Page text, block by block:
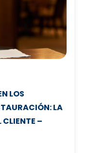
LOS
LA
CLIENTE –